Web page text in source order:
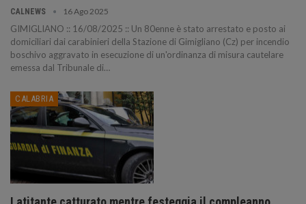
CALNEWS 16 Ago 2025
GIMIGLIANO :: 16/08/2025 :: Un 80enne è stato arrestato e posto ai
domiciliari dai carabinieri della Stazione di Gimigliano (Cz) per incendio
boschivo aggravato in esecuzione di un'ordinanza di misura cautelare
emessa dal Tribunale di…
CALABRIA